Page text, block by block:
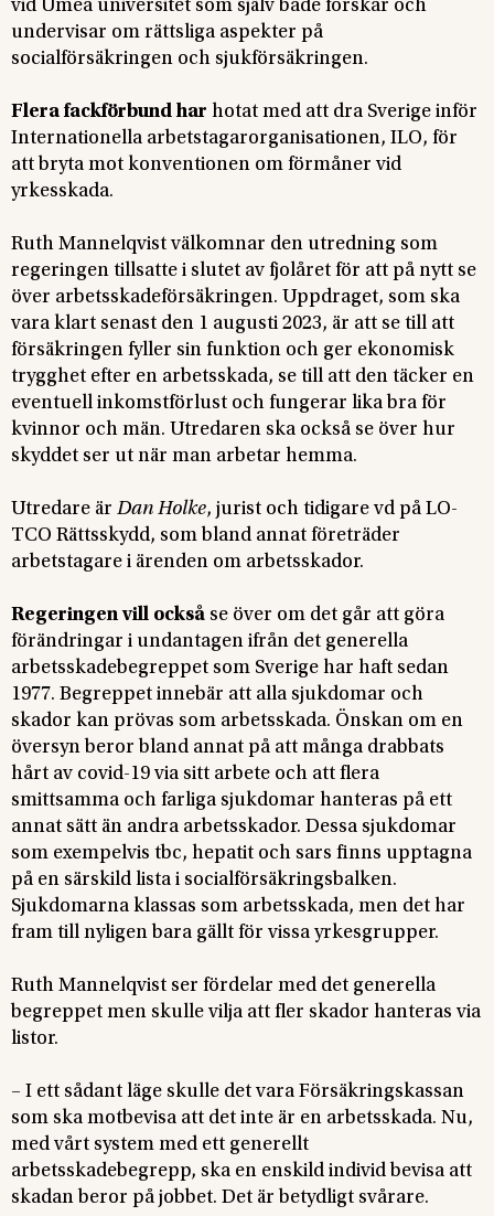
vid Umeå universitet som själv både forskar och
undervisar om rättsliga aspekter på
socialförsäkringen och sjukförsäkringen.
Flera fackförbund har hotat med att dra Sverige inför
Internationella arbetstagarorganisationen, ILO, för
att bryta mot konventionen om förmåner vid
yrkesskada.
Ruth Mannelqvist välkomnar den utredning som
regeringen tillsatte i slutet av fjolåret för att på nytt se
över arbetsskadeförsäkringen. Uppdraget, som ska
vara klart senast den 1 augusti 2023, är att se till att
försäkringen fyller sin funktion och ger ekonomisk
trygghet efter en arbetsskada, se till att den täcker en
eventuell inkomstförlust och fungerar lika bra för
kvinnor och män. Utredaren ska också se över hur
skyddet ser ut när man arbetar hemma.
Utredare är Dan Holke, jurist och tidigare vd på LO-
TCO Rättsskydd, som bland annat företräder
arbetstagare i ärenden om arbetsskador.
Regeringen vill också se över om det går att göra
förändringar i undantagen ifrån det generella
arbetsskadebegreppet som Sverige har haft sedan
1977. Begreppet innebär att alla sjukdomar och
skador kan prövas som arbetsskada. Önskan om en
översyn beror bland annat på att många drabbats
hårt av covid-19 via sitt arbete och att flera
smittsamma och farliga sjukdomar hanteras på ett
annat sätt än andra arbetsskador. Dessa sjukdomar
som exempelvis tbc, hepatit och sars finns upptagna
på en särskild lista i socialförsäkringsbalken.
Sjukdomarna klassas som arbetsskada, men det har
fram till nyligen bara gällt för vissa yrkesgrupper.
Ruth Mannelqvist ser fördelar med det generella
begreppet men skulle vilja att fler skador hanteras via
listor.
– I ett sådant läge skulle det vara Försäkringskassan
som ska motbevisa att det inte är en arbetsskada. Nu,
med vårt system med ett generellt
arbetsskadebegrepp, ska en enskild individ bevisa att
skadan beror på jobbet. Det är betydligt svårare.